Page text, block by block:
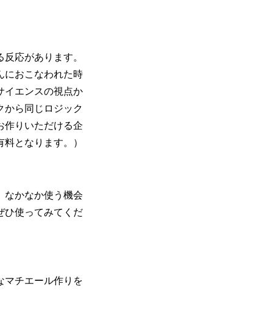
応があります。
におこなわれた時
イエンスの視点か
から同じロジック
作りいただける企
となります。）
なかなか使う機会
ひ使ってみてくだ
マチエール作りを